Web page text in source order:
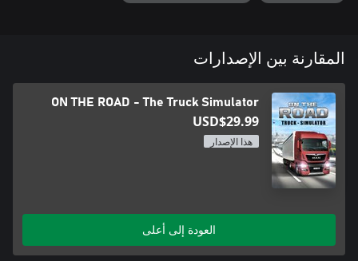
المقارنة بين الإصدارات
ON THE ROAD - The Truck Simulator
USD$29.99
هذا الإصدار
العودة إلى أعلى